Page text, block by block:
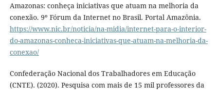
Amazonas: conheça iniciativas que atuam na melhoria da
conexão. 9º Fórum da Internet no Brasil. Portal Amazônia.
https://www.nic.br/noticia/na-midia/internet-para-o-interior-
do-amazonas-conheca-iniciativas-que-atuam-na-melhoria-da-
conexao/
Confederação Nacional dos Trabalhadores em Educação
(CNTE). (2020). Pesquisa com mais de 15 mil professores da